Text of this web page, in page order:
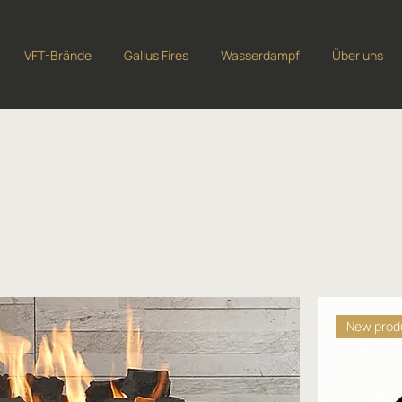
VFT-Brände Gallus Fires Wasserdampf Über uns
New